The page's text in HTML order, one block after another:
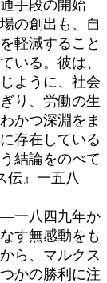
手段の開始
の創出も、自
軽減すること
いる。彼は、
ように、社会
り、労働の生
かつ深淵をま
存在している
結論をのべて
伝』一五八
一八四九年か
す無感動をも
ら、マルクス
かの勝利に注